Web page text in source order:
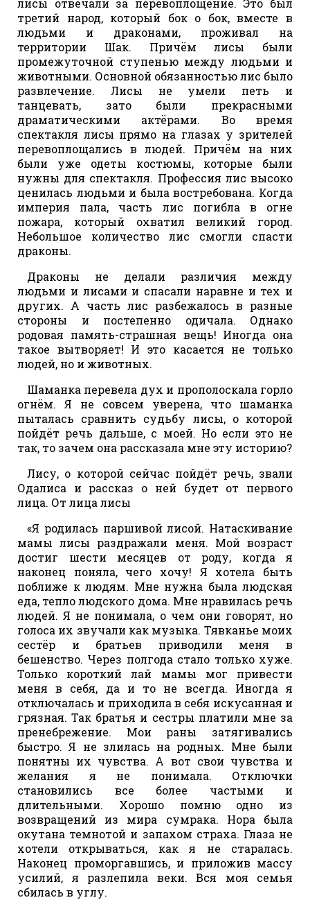
лисы отвечали за перевоплощение. Это был
третий народ, который бок о бок, вместе в
людьми и драконами, проживал на
территории Шак. Причём лисы были
промежуточной ступенью между людьми и
животными. Основной обязанностью лис было
развлечение. Лисы не умели петь и
танцевать, зато были прекрасными
драматическими актёрами. Во время
спектакля лисы прямо на глазах у зрителей
перевоплощались в людей. Причём на них
были уже одеты костюмы, которые были
нужны для спектакля. Профессия лис высоко
ценилась людьми и была востребована. Когда
империя пала, часть лис погибла в огне
пожара, который охватил великий город.
Небольшое количество лис смогли спасти
драконы.
Драконы не делали различия между
людьми и лисами и спасали наравне и тех и
других. А часть лис разбежалось в разные
стороны и постепенно одичала. Однако
родовая память-страшная вещь! Иногда она
такое вытворяет! И это касается не только
людей, но и животных.
Шаманка перевела дух и прополоскала горло
огнём. Я не совсем уверена, что шаманка
пыталась сравнить судьбу лисы, о которой
пойдёт речь дальше, с моей. Но если это не
так, то зачем она рассказала мне эту историю?
Лису, о которой сейчас пойдёт речь, звали
Одалиса и рассказ о ней будет от первого
лица. От лица лисы
«Я родилась паршивой лисой. Натаскивание
мамы лисы раздражали меня. Мой возраст
достиг шести месяцев от роду, когда я
наконец поняла, чего хочу! Я хотела быть
поближе к людям. Мне нужна была людская
еда, тепло людского дома. Мне нравилась речь
людей. Я не понимала, о чем они говорят, но
голоса их звучали как музыка. Тявканье моих
сестёр и братьев приводили меня в
бешенство. Через полгода стало только хуже.
Только короткий лай мамы мог привести
меня в себя, да и то не всегда. Иногда я
отключалась и приходила в себя искусанная и
грязная. Так братья и сестры платили мне за
пренебрежение. Мои раны затягивались
быстро. Я не злилась на родных. Мне были
понятны их чувства. А вот свои чувства и
желания я не понимала. Отключки
становились все более частыми и
длительными. Хорошо помню одно из
возвращений из мира сумрака. Нора была
окутана темнотой и запахом страха. Глаза не
хотели открываться, как я не старалась.
Наконец проморгавшись, и приложив массу
усилий, я разлепила веки. Вся моя семья
сбилась в углу.